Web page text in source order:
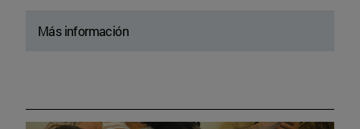
Más información